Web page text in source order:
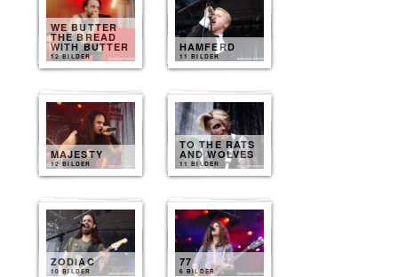
WE BUTTER
THE BREAD
WITH BUTTER
12 BILDER
HAMFERD
11 BILDER
MAJESTY
12 BILDER
TO THE RATS
AND WOLVES
11 BILDER
ZODIAC
10 BILDER
77
6 BILDER